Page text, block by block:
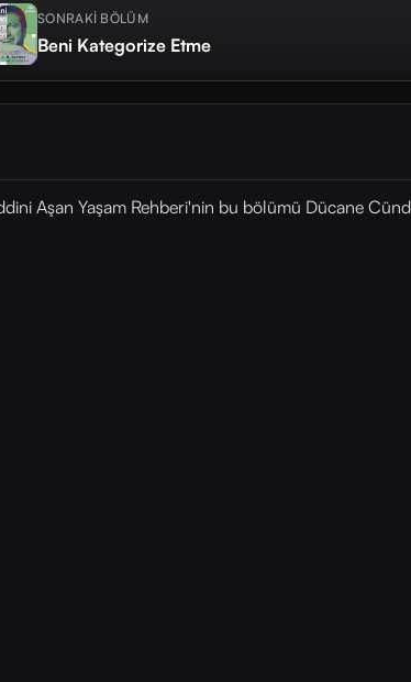
SONRAKİ BÖLÜM
Beni Kategorize Etme
Aşan Yaşam Rehberi'nin bu bölümü Dücane